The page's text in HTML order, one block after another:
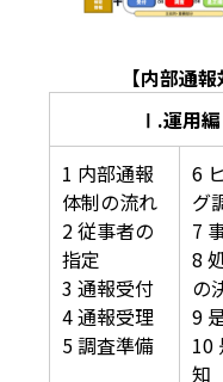
【内部通
Ⅰ.運用編
1 内部通報
体制の流れ
2 従事者の
指定
3 通報受付
4 通報受理
5 調査準備
6
グ
7
8
の
9
10
知